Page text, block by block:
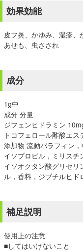
効果効能
皮フ炎、かゆみ、湿疹、
あせも、虫さされ
成分
1g中
成分 分量
ジフェンヒドラミン
トコフェロール酢酸エス
添加物 流動パラフィン
イソプロピル，ミリスチ
イソオクタン酸グリセ
ル，香料，ジブチルヒド
補足説明
使用上の注意
■してはいけないこと